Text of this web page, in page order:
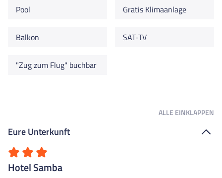
Pool Gratis Klimaanlage
Balkon SAT-TV
"Zug zum Flug" buchbar
ALLE EINKLAPPEN
Eure Unterkunft
Hotel Samba